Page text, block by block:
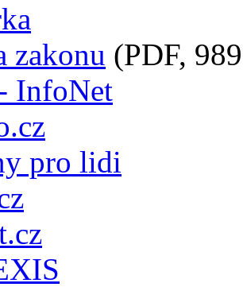
zakonu (PDF,
InfoNet
pro lidi